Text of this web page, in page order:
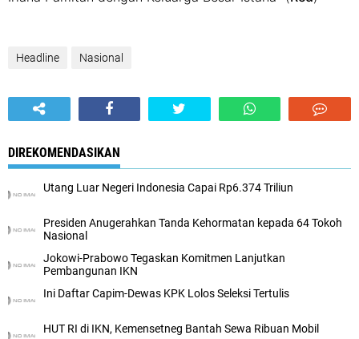
Headline Nasional
DIREKOMENDASIKAN
Utang Luar Negeri Indonesia Capai Rp6.374 Triliun
Presiden Anugerahkan Tanda Kehormatan kepada 64 Tokoh
Nasional
Jokowi-Prabowo Tegaskan Komitmen Lanjutkan
Pembangunan IKN
Ini Daftar Capim-Dewas KPK Lolos Seleksi Tertulis
HUT RI di IKN, Kemensetneg Bantah Sewa Ribuan Mobil